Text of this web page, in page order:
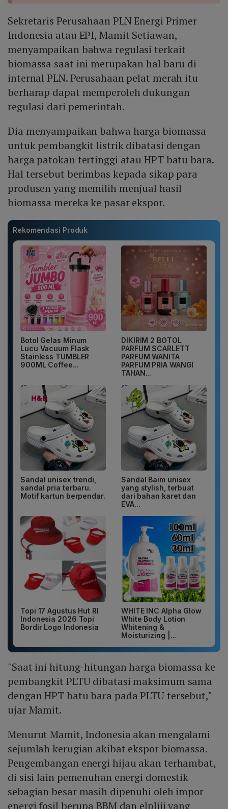
Sekretaris Perusahaan PLN Energi Primer
Indonesia atau EPI, Mamit Setiawan,
menyampaikan bahwa regulasi terkait
biomassa saat ini merupakan hal baru di
internal PLN. Perusahaan pelat merah itu
berharap dapat memperoleh dukungan
regulasi dari pemerintah.
Dia menyampaikan bahwa harga biomassa
untuk pembangkit listrik dibatasi dengan
harga patokan tertinggi atau HPT batu bara.
Hal tersebut berimbas kepada sikap para
produsen yang memilih menjual hasil
biomassa mereka ke pasar ekspor.
Rekomendasi Produk
Botol Gelas Minum
Lucu Vacuum Flask
Stainless TUMBLER
900ML Coffee...
DIKIRIM 2 BOTOL
PARFUM SCARLETT
PARFUM WANITA
PARFUM PRIA WANGI
TAHAN...
Sandal unisex trendi,
sandal pria terbaru.
Motif kartun berpendar.
Sandal Baim unisex
yang stylish, terbuat
dari bahan karet dan
EVA...
Topi 17 Agustus Hut RI
Indonesia 2026 Topi
Bordir Logo Indonesia
WHITE INC Alpha Glow
White Body Lotion
Whitening &
Moisturizing |...
"Saat ini hitung-hitungan harga biomassa ke
pembangkit PLTU dibatasi maksimum sama
dengan HPT batu bara pada PLTU tersebut,"
ujar Mamit.
Menurut Mamit, Indonesia akan mengalami
sejumlah kerugian akibat ekspor biomassa.
Pengembangan energi hijau akan terhambat,
di sisi lain pemenuhan energi domestik
sebagian besar masih dipenuhi oleh impor
energi fosil berupa BBM dan elpliji yang